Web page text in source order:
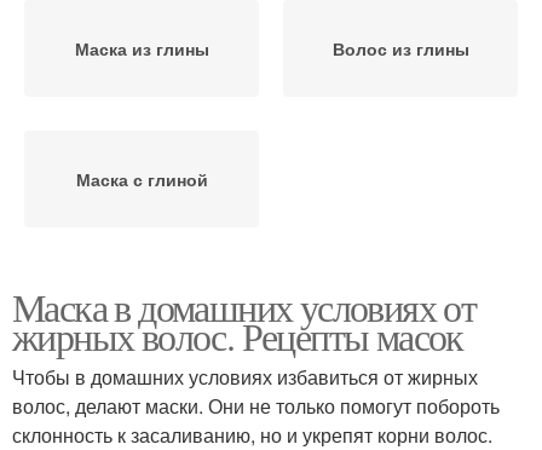
Маска из глины Волос из глины
Маска с глиной
Маска в домашних условиях от
жирных волос. Рецепты масок
Чтобы в домашних условиях избавиться от жирных
волос, делают маски. Они не только помогут побороть
склонность к засаливанию, но и укрепят корни волос.